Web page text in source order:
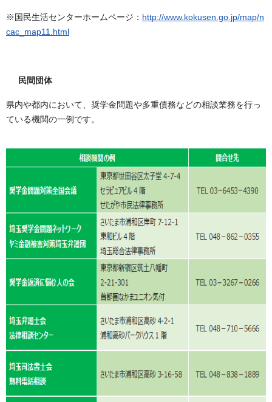
※国民生活センターホームページ： http://www.kokusen.go.jp/map/n
cac_map11.html
民間団体
県内や都内において、奨学金問題や多重債務などの相談業務を行っ
ている機関の一例です。